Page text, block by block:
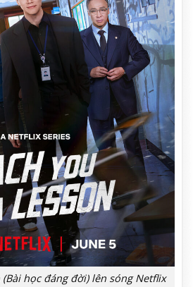
(Bài học đáng đời) lên sóng Netflix